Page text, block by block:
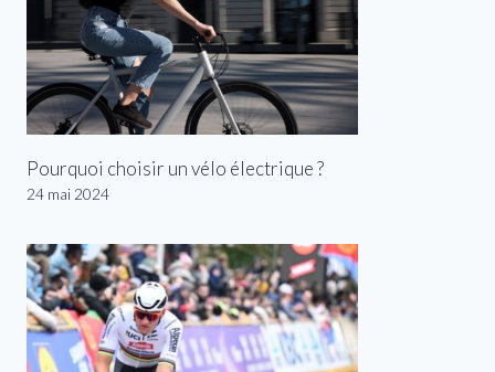
Pourquoi choisir un vélo électrique ?
24 mai 2024